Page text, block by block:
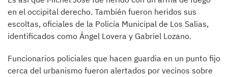
en el occipital derecho. También fueron heridos sus
escoltas, oficiales de la Policía Municipal de Los Salias,
identificados como Ángel Lovera y Gabriel Lozano.
Funcionarios policiales que hacen guardia en un punto fijo
cerca del urbanismo fueron alertados por vecinos sobre